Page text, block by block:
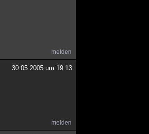
melden
30.05.2005 um 19:13
melden